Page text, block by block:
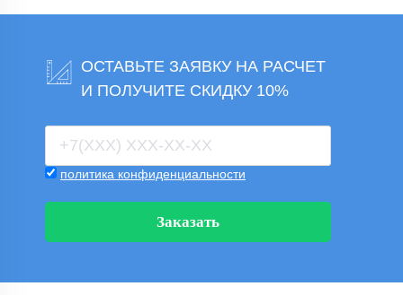
ОСТАВЬТЕ ЗАЯВКУ НА РАСЧЕТ
И ПОЛУЧИТЕ СКИДКУ 10%
политика конфиденциальности
Заказать